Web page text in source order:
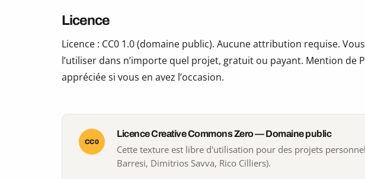
Licence
Licence : CC0 1.0 (domaine public). Aucune attribution requise.
l’utiliser dans n’importe quel projet, gratuit ou payant. Mention de
appréciée si vous en avez l’occasion.
CC0
Licence Creative Commons Zero — Domaine public
Cette texture est libre d'utilisation pour des projets
Barresi, Dimitrios Savva, Rico Cilliers).